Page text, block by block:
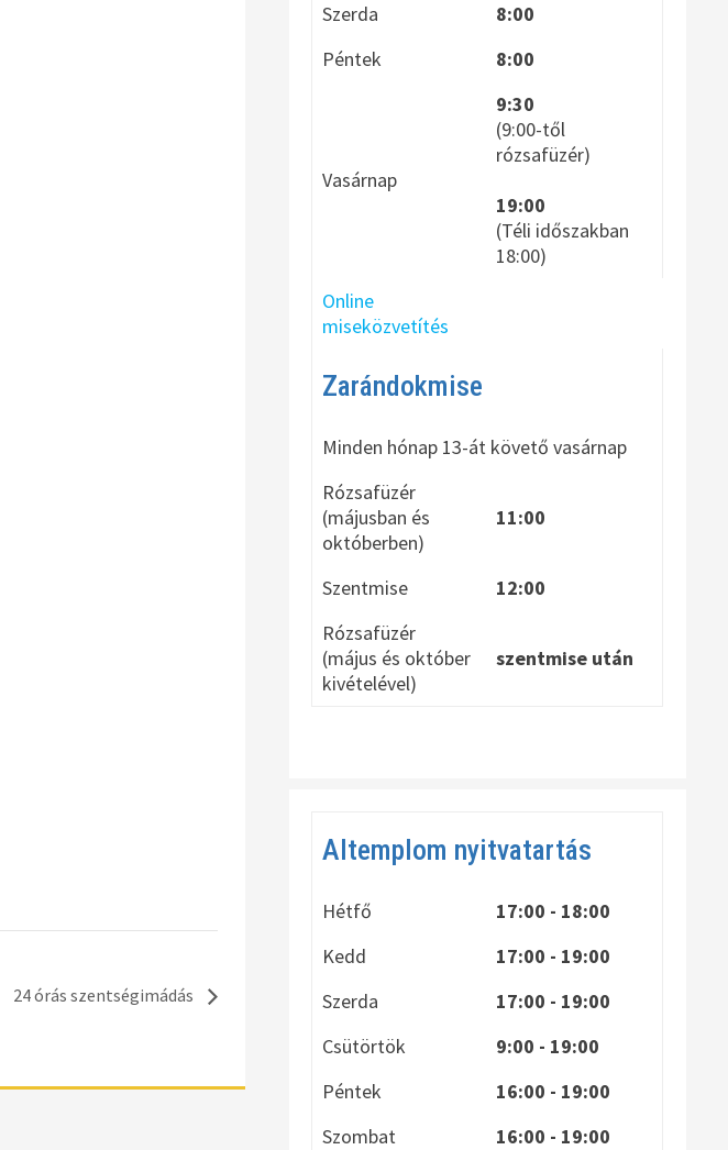
24 órás szentségimádás
Szerda
8:00
Péntek
8:00
Vasárnap
9:30
(9:00-től
rózsafüzér)
19:00
(Téli időszakban
18:00)
Online
miseközvetítés
Zarándokmise
Minden hónap 13-át követő vasárnap
Rózsafüzér
(májusban és
októberben)
11:00
Szentmise
12:00
Rózsafüzér
(május és október
kivételével)
szentmise után
Altemplom nyitvatartás
Hétfő
17:00 - 18:00
Kedd
17:00 - 19:00
Szerda
17:00 - 19:00
Csütörtök
9:00 - 19:00
Péntek
16:00 - 19:00
Szombat
16:00 - 19:00